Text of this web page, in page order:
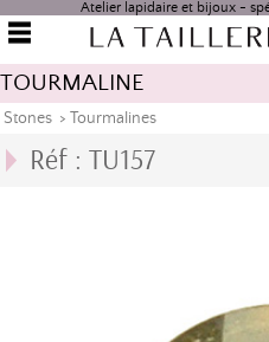
Atelier lapidaire et bijoux -
TOURMALINE
Stones > Tourmalines
Réf : TU157